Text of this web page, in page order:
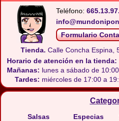
Teléfono:
Formulario
Tienda. Calle Concha Espina,
Horario de atención en la tienda:
Mañanas: lunes a sábado de
Tardes: miércoles de 17:00 a
Salsas
Especias